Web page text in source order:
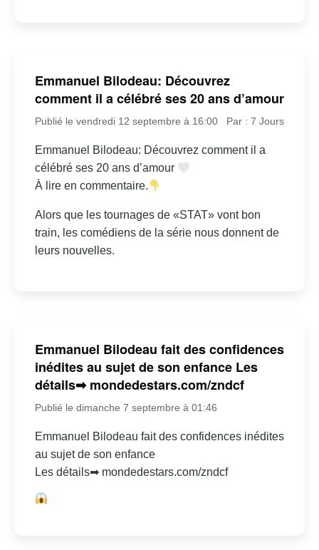
Emmanuel Bilodeau: Découvrez
comment il a célébré ses 20 ans d’amour
Publié le vendredi 12 septembre à 16:00 Par : 7 Jours
Emmanuel Bilodeau: Découvrez comment il a
célébré ses 20 ans d’amour
À lire en commentaire.
Alors que les tournages de «STAT» vont bon
train, les comédiens de la série nous donnent de
leurs nouvelles.
Emmanuel Bilodeau fait des confidences
inédites au sujet de son enfance Les
détails➡ mondedestars.com/zndcf
Publié le dimanche 7 septembre à 01:46
Emmanuel Bilodeau fait des confidences inédites
au sujet de son enfance
Les détails➡ mondedestars.com/zndcf